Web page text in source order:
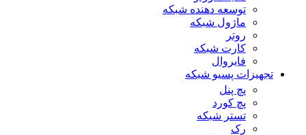
توسعه دهنده شبکه
ماژول شبکه
روتر
کارت شبکه
فایروال
تجهیزات پسیو شبکه
پچ پنل
پچ کورد
تستر شبکه
رک